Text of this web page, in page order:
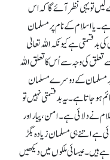
تو یہی نظر آئے گا کہ اس
یا اسلام کے نام پر مسلمان
بدقسمتی ہے کیونکہ اللہ تعالیٰ
تعلق کی وجہ سے اُس کا تعلق اللہ
مسلمان کے دوسرے مسلمان
جاتا ہے۔ یہ بدقسمتی نہیں تو
نے دلائی ہے۔ امن، پیار اور
ہے اتنے ہی مسلمان زیادہ بگڑ
ہیں۔ عیسائی ملکوں میں دیکھیں